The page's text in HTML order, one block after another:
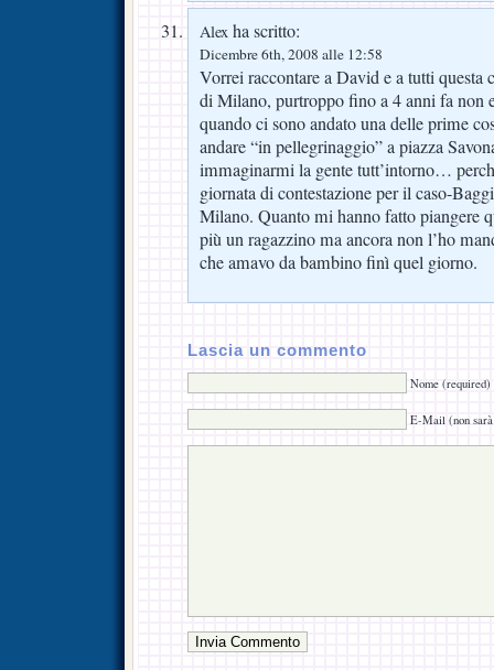
Alex ha scritto:
Dicembre 6th, 2008 alle 12:58
Vorrei raccontare a David e a tutti
di Milano, purtroppo fino a 4 anni fa non
quando ci sono andato una delle prime
andare “in pellegrinaggio” a piazza
immaginarmi la gente tutt’intorno…
giornata di contestazione per il caso-
Milano. Quanto mi hanno fatto piangere
più un ragazzino ma ancora non l’ho
che amavo da bambino finì quel giorno.
Lascia un commento
Nome (required)
E-Mail (non